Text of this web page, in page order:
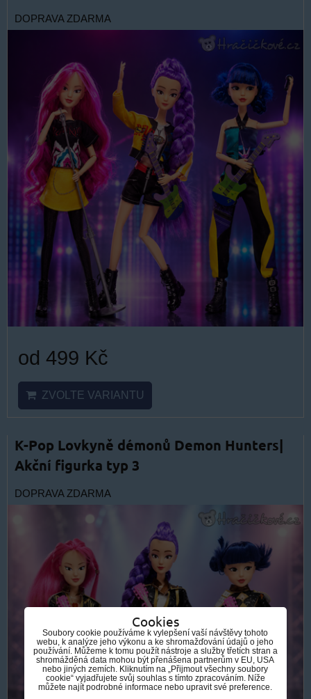
DOPRAVA ZDARMA
od 499 Kč
ZVOLTE VARIANTU
K-Pop Lovkyně démonů Demon Hunters|
Akční figurka typ 3
DOPRAVA ZDARMA
Cookies
Soubory cookie používáme k vylepšení vaší návštěvy tohoto
webu, k analýze jeho výkonu a ke shromažďování údajů o jeho
používání. Můžeme k tomu použít nástroje a služby třetích stran a
shromážděná data mohou být přenášena partnerům v EU, USA
nebo jiných zemích. Kliknutím na „Přijmout všechny soubory
cookie“ vyjadřujete svůj souhlas s tímto zpracováním. Níže
můžete najít podrobné informace nebo upravit své preference.